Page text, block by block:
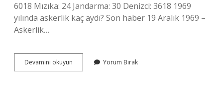
6018 Mızıka: 24 Jandarma: 30 Denizci: 3618 1969
yılında askerlik kaç aydı? Son haber 19 Aralık 1969 –
Askerlik…
Devamını okuyun
1
Yorum Bırak